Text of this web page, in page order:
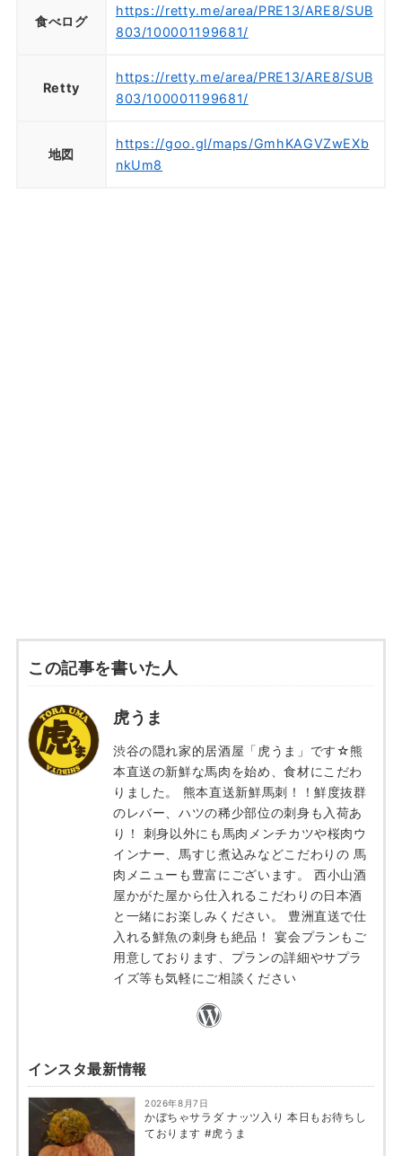
食べログ
https://retty.me/area/PRE13/ARE8/SUB
803/100001199681/
Retty
https://retty.me/area/PRE13/ARE8/SUB
803/100001199681/
地図
https://goo.gl/maps/GmhKAGVZwEXb
nkUm8
この記事を書いた人
虎うま
渋谷の隠れ家的居酒屋「虎うま」です☆熊
本直送の新鮮な馬肉を始め、食材にこだわ
りました。 熊本直送新鮮馬刺！！鮮度抜群
のレバー、ハツの稀少部位の刺身も入荷あ
り！ 刺身以外にも馬肉メンチカツや桜肉ウ
インナー、馬すじ煮込みなどこだわりの 馬
肉メニューも豊富にございます。 西小山酒
屋かがた屋から仕入れるこだわりの日本酒
と一緒にお楽しみください。 豊洲直送で仕
入れる鮮魚の刺身も絶品！ 宴会プランもご
用意しております、プランの詳細やサプラ
イズ等も気軽にご相談ください
インスタ最新情報
2026年8月7日
かぼちゃサラダ ナッツ入り 本日もお待ちし
ております #虎うま